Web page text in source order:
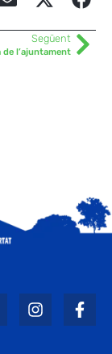
Següent
de l’ajuntament